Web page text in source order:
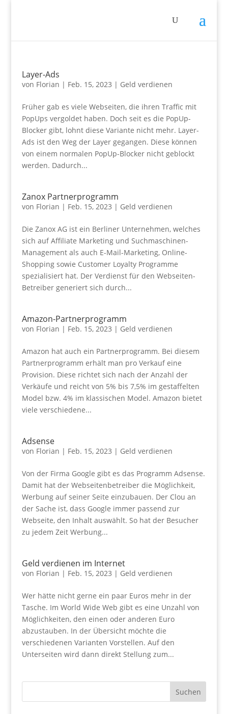
Layer-Ads
von Florian | Feb. 15, 2023 | Geld verdienen
Früher gab es viele Webseiten, die ihren Traffic mit
PopUps vergoldet haben. Doch seit es die PopUp-
Blocker gibt, lohnt diese Variante nicht mehr. Layer-
Ads ist den Weg der Layer gegangen. Diese können
von einem normalen PopUp-Blocker nicht geblockt
werden. Dadurch...
Zanox Partnerprogramm
von Florian | Feb. 15, 2023 | Geld verdienen
Die Zanox AG ist ein Berliner Unternehmen, welches
sich auf Affiliate Marketing und Suchmaschinen-
Management als auch E-Mail-Marketing, Online-
Shopping sowie Customer Loyalty Programme
spezialisiert hat. Der Verdienst für den Webseiten-
Betreiber generiert sich durch...
Amazon-Partnerprogramm
von Florian | Feb. 15, 2023 | Geld verdienen
Amazon hat auch ein Partnerprogramm. Bei diesem
Partnerprogramm erhält man pro Verkauf eine
Provision. Diese richtet sich nach der Anzahl der
Verkäufe und reicht von 5% bis 7,5% im gestaffelten
Model bzw. 4% im klassischen Model. Amazon bietet
viele verschiedene...
Adsense
von Florian | Feb. 15, 2023 | Geld verdienen
Von der Firma Google gibt es das Programm Adsense.
Damit hat der Webseitenbetreiber die Möglichkeit,
Werbung auf seiner Seite einzubauen. Der Clou an
der Sache ist, dass Google immer passend zur
Webseite, den Inhalt auswählt. So hat der Besucher
zu jedem Zeit Werbung...
Geld verdienen im Internet
von Florian | Feb. 15, 2023 | Geld verdienen
Wer hätte nicht gerne ein paar Euros mehr in der
Tasche. Im World Wide Web gibt es eine Unzahl von
Möglichkeiten, den einen oder anderen Euro
abzustauben. In der Übersicht möchte die
verschiedenen Varianten Vorstellen. Auf den
Unterseiten wird dann direkt Stellung zum...
Suchen